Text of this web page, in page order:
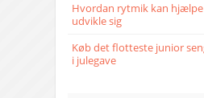
Hvordan rytmik kan
udvikle sig
Køb det flotteste junior
i julegave